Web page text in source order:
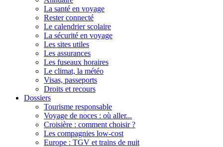
La santé en voyage
Rester connecté
Le calendrier scolaire
La sécurité en voyage
Les sites utiles
Les assurances
Les fuseaux horaires
Le climat, la météo
Visas, passeports
Droits et recours
Dossiers
Tourisme responsable
Voyage de noces : où aller...
Croisière : comment choisir ?
Les compagnies low-cost
Europe : TGV et trains de nuit